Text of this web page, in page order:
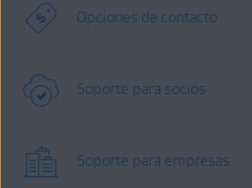
Opciones de contacto
Soporte para socios
Soporte para empresas